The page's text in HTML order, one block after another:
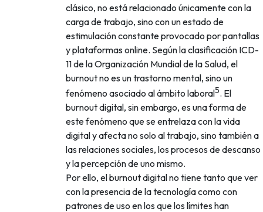
clásico, no está relacionado únicamente con la
carga de trabajo, sino con un estado de
estimulación constante provocado por pantallas
y plataformas online. Según la clasificación ICD-
11 de la Organización Mundial de la Salud, el
burnout no es un trastorno mental, sino un
fenómeno asociado al ámbito laboral5. El
burnout digital, sin embargo, es una forma de
este fenómeno que se entrelaza con la vida
digital y afecta no solo al trabajo, sino también a
las relaciones sociales, los procesos de descanso
y la percepción de uno mismo.
Por ello, el burnout digital no tiene tanto que ver
con la presencia de la tecnología como con
patrones de uso en los que los límites han